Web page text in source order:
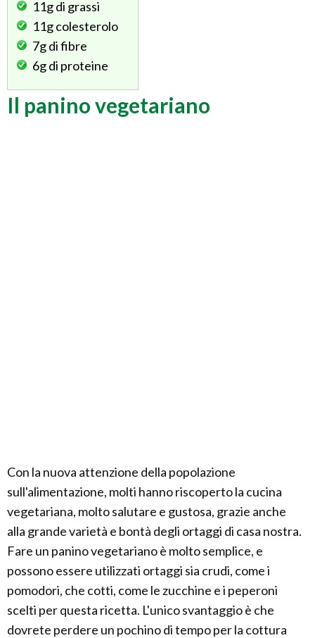
11gdi grassi
11gcolesterolo
7gdi fibre
6gdi proteine
Il panino vegetariano
Con la nuova attenzione della popolazione
sull'alimentazione, molti hanno riscoperto la cucina
vegetariana, molto salutare e gustosa, grazie anche
alla grande varietà e bontà degli ortaggi di casa nostra.
Fare un panino vegetariano è molto semplice, e
possono essere utilizzati ortaggi sia crudi, come i
pomodori, che cotti, come le zucchine e i peperoni
scelti per questa ricetta. L'unico svantaggio è che
dovrete perdere un pochino di tempo per la cottura